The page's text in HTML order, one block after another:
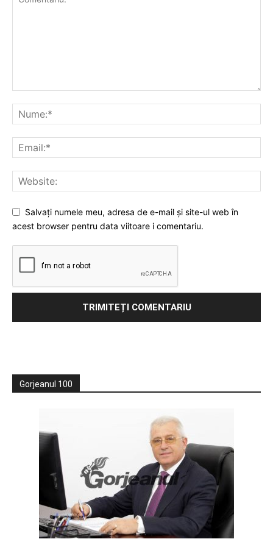
Salvați numele meu, adresa de e-mail și site-ul web în
acest browser pentru data viitoare i comentariu.
Gorjeanul 100